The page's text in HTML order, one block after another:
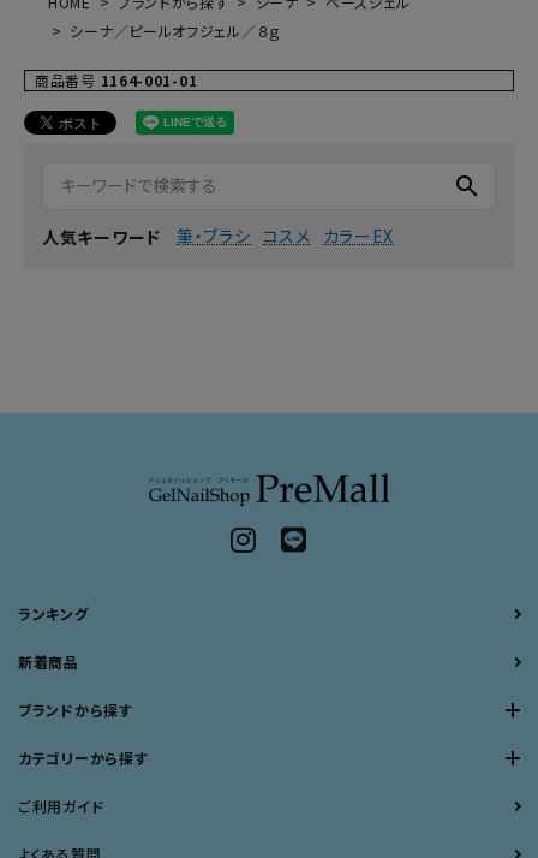
シーナ／ピールオフジェル／８ｇ
商品番号 1164-001-01
search
人気キーワード 筆・ブラシ コスメ カラーEX
ランキング
新着商品
ブランドから探す
カテゴリーから探す
ご利用ガイド
よくある質問